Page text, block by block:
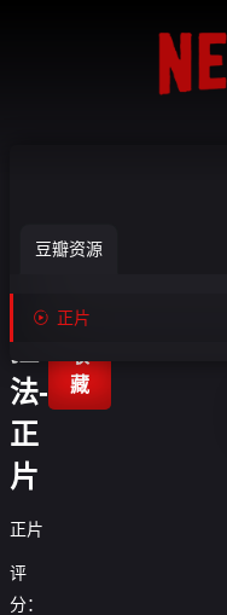
鹿
扎
拉
法-
正
片
正片

藏
评
分：
豆瓣资源
 正片